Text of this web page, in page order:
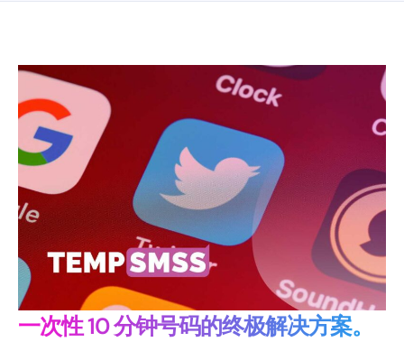
一次性 10 分钟号码的终极解决方案。